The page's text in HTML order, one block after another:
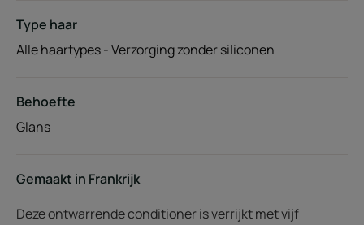
Type haar
Alle haartypes - Verzorging zonder siliconen
Behoefte
Glans
Gemaakt in Frankrijk
Deze ontwarrende conditioner is verrijkt met vijf